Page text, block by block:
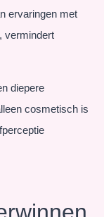
ervaringen met
vermindert
diepere
cosmetisch is